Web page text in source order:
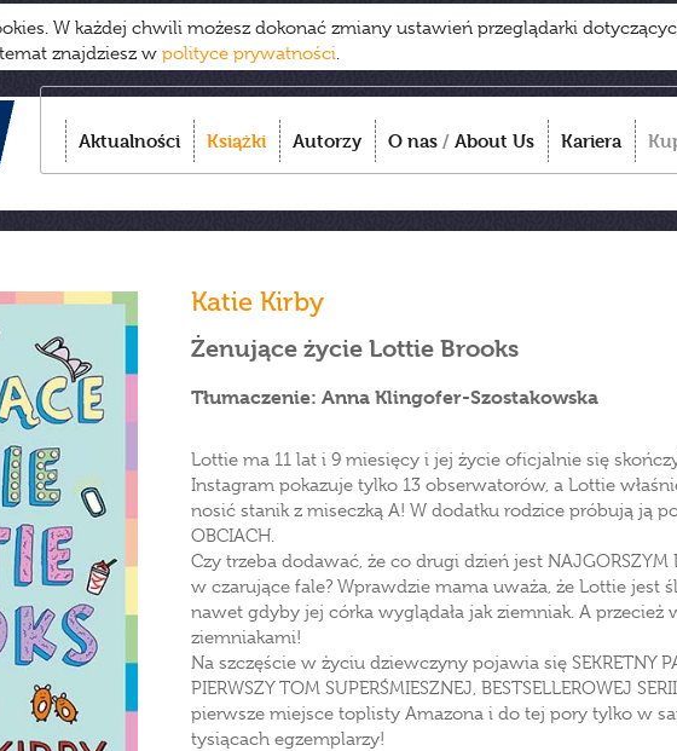
W każdej chwili możesz dokonać zmiany ustawień przeglądarki
znajdziesz w polityce prywatności.
Aktualności Książki Autorzy O nas / About Us Kariera
Katie Kirby
Żenujące życie Lottie Brooks
Tłumaczenie: Anna Klingofer-Szostakowska
Lottie ma 11 lat i 9 miesięcy i jej życie oficjalnie się
Instagram pokazuje tylko 13 obserwatorów, a Lottie
nosić stanik z miseczką A! W dodatku rodzice próbują ją
OBCIACH.
Czy trzeba dodawać, że co drugi dzień jest NAJGORSZYM
w czarujące fale? Wprawdzie mama uważa, że Lottie jest
nawet gdyby jej córka wyglądała jak ziemniak. A przecież
ziemniakami!
Na szczęście w życiu dziewczyny pojawia się SEKRETNY
PIERWSZY TOM SUPERŚMIESZNEJ, BESTSELLEROWEJ
pierwsze miejsce toplisty Amazona i do tej pory tylko w
tysiącach egzemplarzy!